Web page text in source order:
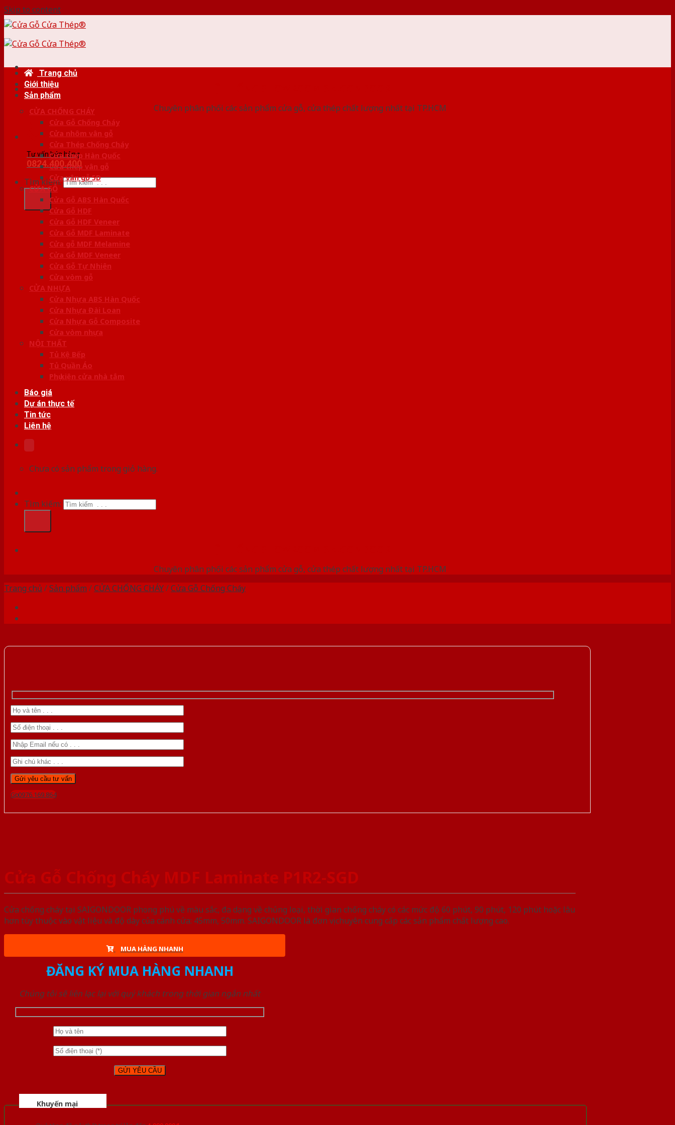
Skip to content
Chuyên phân phối các sản phẩm cửa gỗ, cửa thép chất lượng nhất tại TP.HCM
Tư vấn bán hàng
0824.400.400
Tìm kiếm:
Trang chủ
Giới thiệu
Sản phẩm
CỬA CHỐNG CHÁY
Cửa Gỗ Chống Cháy
Cửa nhôm vân gỗ
Cửa Thép Chống Cháy
Cửa thép Hàn Quốc
Cửa thép vân gỗ
Cửa vân gỗ 5D
CỬA GỖ
Cửa Gỗ ABS Hàn Quốc
Cửa Gỗ HDF
Cửa Gỗ HDF Veneer
Cửa Gỗ MDF Laminate
Cửa gỗ MDF Melamine
Cửa Gỗ MDF Veneer
Cửa Gỗ Tự Nhiên
Cửa vòm gỗ
CỬA NHỰA
Cửa Nhựa ABS Hàn Quốc
Cửa Nhựa Đài Loan
Cửa Nhựa Gỗ Composite
Cửa vòm nhựa
NỘI THẤT
Tủ Kệ Bếp
Tủ Quần Áo
Phụ kiện cửa nhà tắm
Báo giá
Dự án thực tế
Tin tức
Liên hệ
Chưa có sản phẩm trong giỏ hàng.
Tìm kiếm:
Chuyên phân phối các sản phẩm cửa gỗ, cửa thép chất lượng nhất tại TP.HCM
Trang chủ /Sản phẩm /CỬA CHỐNG CHÁY/Cửa Gỗ Chống Cháy
Gọi 0976.169.864
Cửa Gỗ Chống Cháy MDF Laminate P1R2-SGD
Cửa chống cháy tại SAIGONDOOR phong phú về màu sắc, đa dạng về chủng loại, thời gian chống cháy có các mức độ 60 phút, 90 phút, 120 phút hoặc lâu
hơn tùy thuộc vào vật liệu và độ dày của cánh cửa: 45mm, 50mm. SAIGONDOOR là đơn vị chuyên cung cấp các sản phẩm chất lượng cao.
MUA HÀNG NHANH
ĐĂNG KÝ MUA HÀNG NHANH
Chúng tôi sẽ liên lạc lại với quý khách trong thời gian ngắn nhất
Khuyến mại